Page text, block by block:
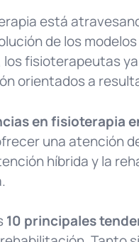
está
de los
fisioterapeutas
orientados a
en fisioterapia
una atención
híbrida y la
10 principales